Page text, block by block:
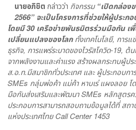
นายอภิชิต กล่าวว่า กิจกรรม “เปิดกล่อง
2566”จะเป็นโครงการที่ช่วยให้ผู้ประก
โดยมี 30 เครือข่ายพันธมิตรร่วมมือกัน เ
เปลี่ยนแปลงของโลกทั้งเทคโนโลยี, การแ
ธุรกิจ, การแพร่ระบาดของไวรัสโควิด-19, ต้น
จากพลังงานและค่าแรง สร้างผลกระทบผู้ปร
ส.อ.ท.มีสมาชิกทั่วประเทศ และ ผู้ประกอบกา
SMEs กลุ่มพ่อค้า แม่ค้า หาบเร่ แผงลอย โ
มือกันส่งเสริมและพัฒนาSMEs หลักสูตรค
ประกอบการสามารถสอบถามข้อมูลได้ที่ สถ
แห่งประเทศไทยCall Center 1453